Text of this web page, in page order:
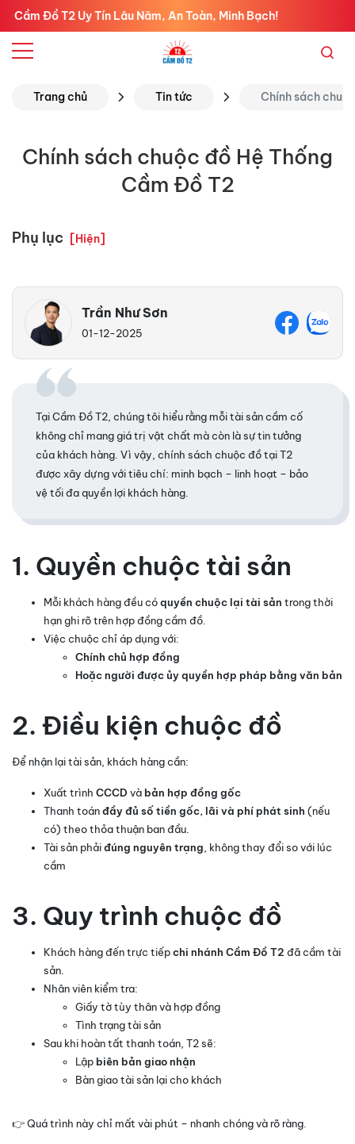
Đồ T2 Uy Tín Lâu Năm, An Toàn, Minh Bạch!
Trang chủ Tin tức Chính sách
Chính sách chuộc đồ Hệ Thống
Cầm Đồ T2
Phụ lục [Hiện]
Trần Như Sơn
01-12-2025
Tại Cầm Đồ T2, chúng tôi hiểu rằng mỗi tài sản cầm cố
không chỉ mang giá trị vật chất mà còn là sự tin tưởng
của khách hàng. Vì vậy, chính sách chuộc đồ tại T2
được xây dựng với tiêu chí: minh bạch – linh hoạt – bảo
vệ tối đa quyền lợi khách hàng.
1. Quyền chuộc tài sản
Mỗi khách hàng đều cóquyền chuộc lại tài sản trong thời
hạn ghi rõ trên hợp đồng cầm đồ.
Việc chuộc chỉ áp dụng với:
Chính chủ hợp đồng
Hoặc người được ủy quyền hợp pháp bằng văn bản
2. Điều kiện chuộc đồ
Để nhận lại tài sản, khách hàng cần:
Xuất trình CCCD và bản hợp đồng gốc
Thanh toánđầy đủ số tiền gốc, lãi và phí phát sinh (nếu
có) theo thỏa thuận ban đầu.
Tài sản phảiđúng nguyên trạng , không thay đổi so với lúc
cầm
3. Quy trình chuộc đồ
Khách hàng đến trực tiếpchi nhánh Cầm Đồ T2 đã cầm tài
sản.
Nhân viên kiểm tra:
Giấy tờ tùy thân và hợp đồng
Tình trạng tài sản
Sau khi hoàn tất thanh toán, T2 sẽ:
Lập biên bản giao nhận
Bàn giao tài sản lại cho khách
👉 Quá trình này chỉ mất vài phút – nhanh chóng và rõ ràng.